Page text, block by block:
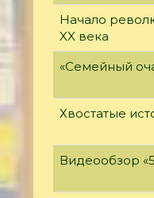
Начало
XX века
«Семейный
Хвостатые
Видеообзор